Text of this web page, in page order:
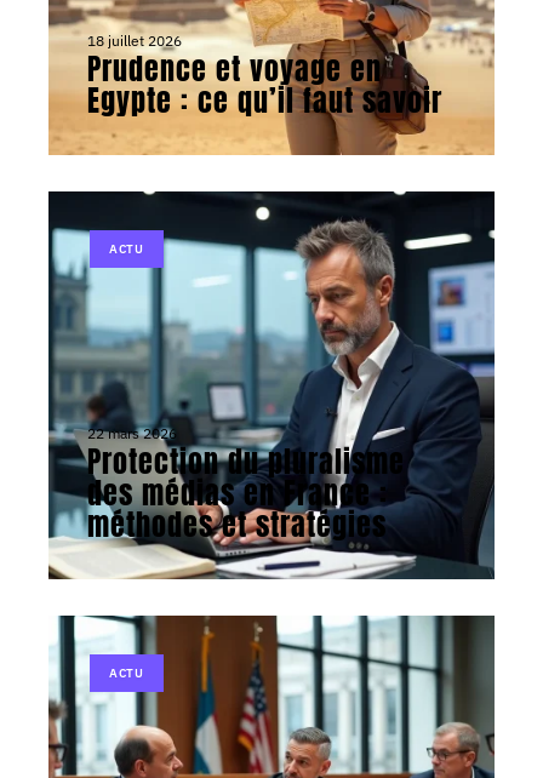
18 juillet 2026
Prudence et voyage en
Egypte : ce qu’il faut savoir
ACTU
22 mars 2026
Protection du pluralisme
des médias en France :
méthodes et stratégies
ACTU